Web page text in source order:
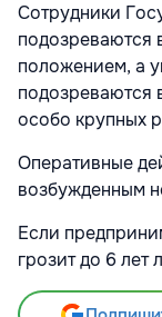
Сотрудники
подозреваются
положением, а
подозреваются
особо крупных
Оперативные
возбужденным
Если
грозит до 6